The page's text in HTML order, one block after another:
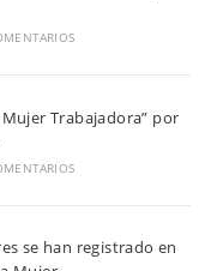
Trabajadora” por
se han registrado en